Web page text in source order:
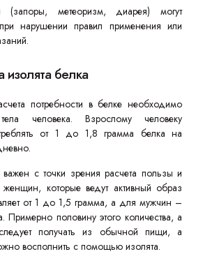
(запоры, метеоризм, диарея) могут
нарушении правил применения или
изолята белка
потребности в белке необходимо
человека. Взрослому человеку
от 1 до 1,8 грамма белка на
с точки зрения расчета пользы и
которые ведут активный образ
от 1 до 1,5 грамма, а для мужчин –
половину этого количества, а
получать из обычной пищи, а
восполнить с помощью изолята.